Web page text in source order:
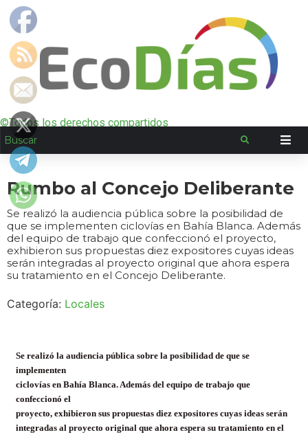
©Todos los derechos compartidos
Rumbo al Concejo Deliberante
Se realizó la audiencia pública sobre la posibilidad de
que se implementen ciclovías en Bahía Blanca. Además
del equipo de trabajo que confeccionó el proyecto,
exhibieron sus propuestas diez expositores cuyas ideas
serán integradas al proyecto original que ahora espera
su tratamiento en el Concejo Deliberante.
Categoría: Locales
Se realizó la audiencia pública sobre la posibilidad de que se
implementen
ciclovías en Bahía Blanca. Además del equipo de trabajo que
confeccionó el
proyecto, exhibieron sus propuestas diez expositores cuyas ideas serán
integradas al proyecto original que ahora espera su tratamiento en el